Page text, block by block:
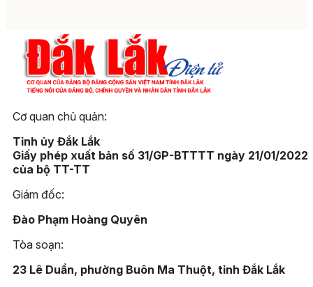
Cơ quan chủ quản:
Tỉnh ủy Đắk Lắk
Giấy phép xuất bản số 31/GP-BTTTT ngày 21/01/2022
của bộ TT-TT
Giám đốc:
Đào Phạm Hoàng Quyên
Tòa soạn:
23 Lê Duẩn, phường Buôn Ma Thuột, tỉnh Đắk Lắk